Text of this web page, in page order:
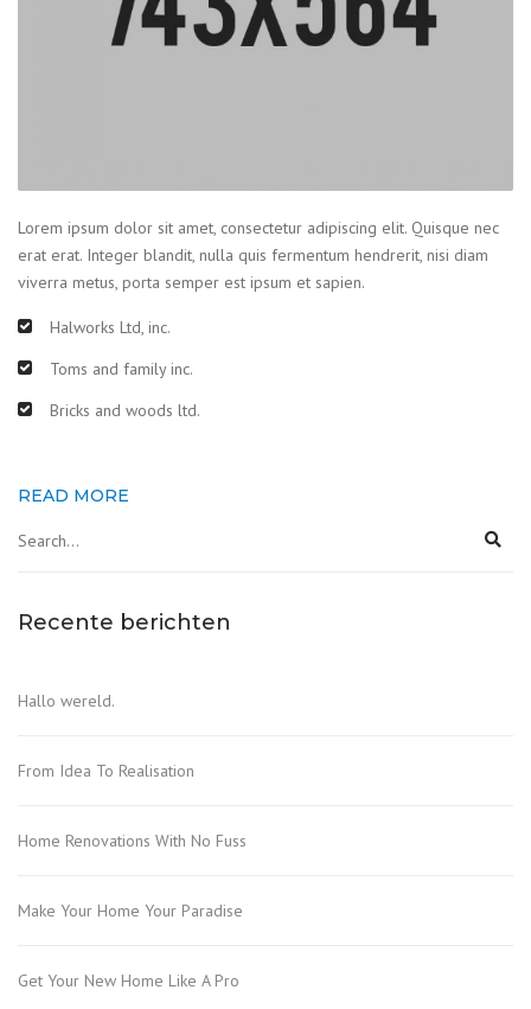
Lorem ipsum dolor sit amet, consectetur adipiscing elit. Quisque nec
erat erat. Integer blandit, nulla quis fermentum hendrerit, nisi diam
viverra metus, porta semper est ipsum et sapien.
Halworks Ltd, inc.
Toms and family inc.
Bricks and woods ltd.
READ MORE
Recente berichten
Hallo wereld.
From Idea To Realisation
Home Renovations With No Fuss
Make Your Home Your Paradise
Get Your New Home Like A Pro